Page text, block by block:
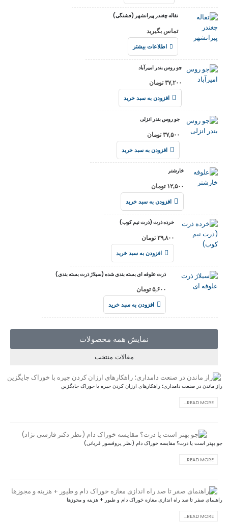
تفاله چغندر پیرانشهر (فشنگی)
تماس بگیرید
اطلاعات بیشتر
جو روس بندر امیرآباد
۳۷,۲۰۰ تومان
افزودن به سبد خرید
جو روس بندر انزلی
۳۷,۵۰۰ تومان
افزودن به سبد خرید
خارشتر
۱۲,۵۰۰ تومان
افزودن به سبد خرید
خرده ذرت (ذرت نیم کوب)
۳۹,۸۰۰ تومان
افزودن به سبد خرید
ذرت علوفه ای بسته بندی شده (سیلاژ ذرت بسته بندی)
۵,۶۰۰ تومان
افزودن به سبد خرید
نمایش همه محصولات
مقالات منتخب
راز ماندن در صنعت دامداری؛ راهکارهای ارزان کردن جیره با خوراک جایگزین
READ MORE...
جو بهتر است یا ذرت؟ مقایسه خوراک دام (نظر پروفسور قربانی)
READ MORE...
راهنمای صفر تا صد راه اندازی مغازه خوراک دام و طیور + هزینه و مجوزها
READ MORE...